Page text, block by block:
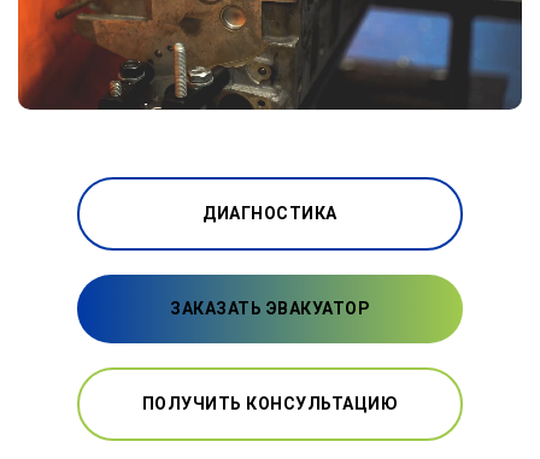
ДИАГНОСТИКА
ЗАКАЗАТЬ ЭВАКУАТОР
ПОЛУЧИТЬ КОНСУЛЬТАЦИЮ